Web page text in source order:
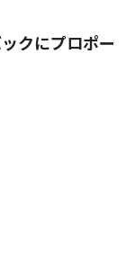
クにプロポー